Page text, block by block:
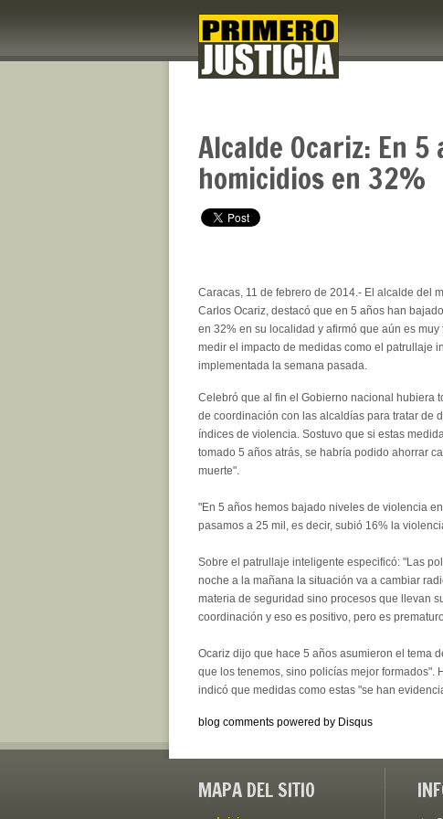
Alcalde Ocariz: En
homicidios en 32%
Caracas, 11 de febrero de 2014.- El alcalde del
Carlos Ocariz, destacó que en 5 años han
en 32% en su localidad y afirmó que aún es muy
medir el impacto de medidas como el patrullaje
implementada la semana pasada.
Celebró que al fin el Gobierno nacional hubiera
de coordinación con las alcaldías para tratar de
índices de violencia. Sostuvo que si estas
tomado 5 años atrás, se habría podido ahorrar
muerte".
"En 5 años hemos bajado niveles de violencia
pasamos a 25 mil, es decir, subió 16% la
Sobre el patrullaje inteligente especificó: "Las
noche a la mañana la situación va a cambiar
materia de seguridad sino procesos que llevan
coordinación y eso es positivo, pero es
Ocariz dijo que hace 5 años asumieron el tema
que los tenemos, sino policías mejor
indicó que medidas como estas "se han
blog comments powered by Disqus
MAPA DEL SITIO